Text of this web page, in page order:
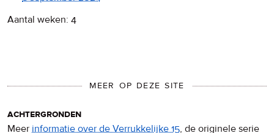
Aantal weken: 4
MEER OP DEZE SITE
achtergronden
Meer informatie over de Verrukkelijke 15, de originele serie